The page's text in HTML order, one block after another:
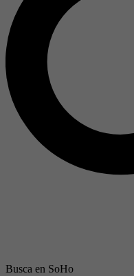
Busca en SoHo